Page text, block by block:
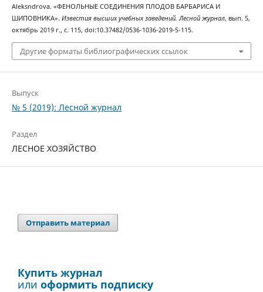
Aleksndrova. «ФЕНОЛЬНЫЕ СОЕДИНЕНИЯ ПЛОДОВ БАРБАРИСА И
ШИПОВНИКА». Известия высших учебных заведений. Лесной журнал, вып. 5,
октябрь 2019 г., с. 115, doi:10.37482/0536-1036-2019-5-115.
Другие форматы библиографических ссылок
Выпуск
№ 5 (2019): Лесной журнал
Раздел
ЛЕСНОЕ ХОЗЯЙСТВО
Отправить материал
Купить журнал
или оформить подписку